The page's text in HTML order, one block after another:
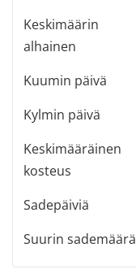
Keskimäärin
alhainen
Kuumin päivä
Kylmin päivä
Keskimääräinen
kosteus
Sadepäiviä
Suurin sademäärä